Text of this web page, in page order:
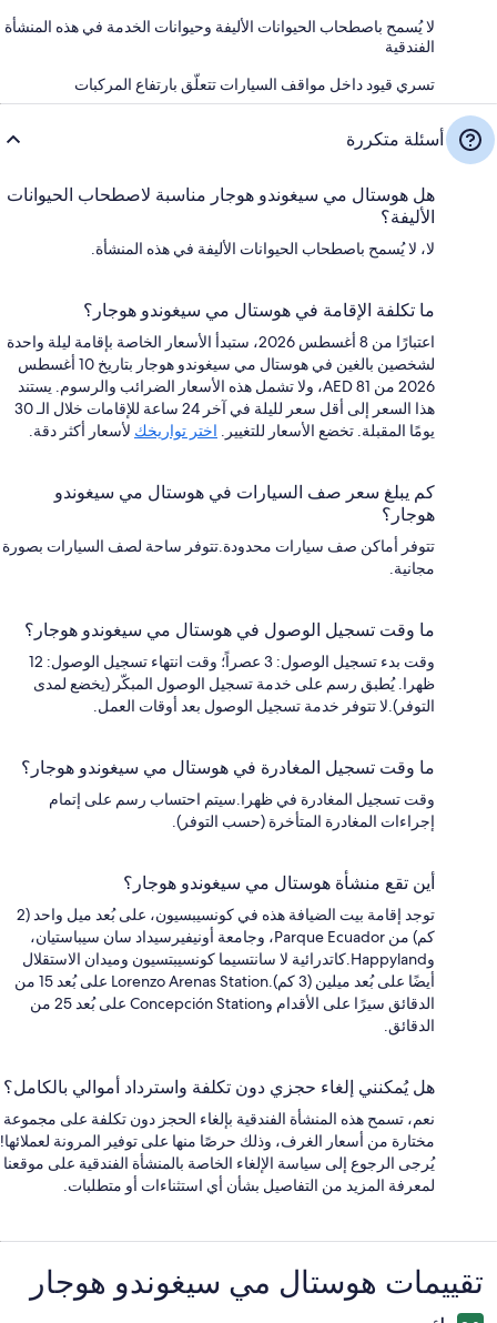
لا يُسمح باصطحاب الحيوانات الأليفة وحيوانات الخدمة في هذه المنشأة
الفندقية
تسري قيود داخل مواقف السيارات تتعلّق بارتفاع المركبات
أسئلة متكررة
هل هوستال مي سيغوندو هوجار مناسبة لاصطحاب الحيوانات
الأليفة؟
لا، لا يُسمح باصطحاب الحيوانات الأليفة في هذه المنشأة.
ما تكلفة الإقامة في هوستال مي سيغوندو هوجار؟
اعتبارًا من 8 أغسطس 2026، ستبدأ الأسعار الخاصة بإقامة ليلة واحدة
لشخصين بالغين في هوستال مي سيغوندو هوجار بتاريخ 10 أغسطس
2026 من AED 81، ولا تشمل هذه الأسعار الضرائب والرسوم. يستند
هذا السعر إلى أقل سعر لليلة في آخر 24 ساعة للإقامات خلال الـ 30
يومًا المقبلة. تخضع الأسعار للتغيير. اختر تواريخك لأسعار أكثر دقة.
كم يبلغ سعر صف السيارات في هوستال مي سيغوندو
هوجار؟
تتوفر أماكن صف سيارات محدودة.تتوفر ساحة لصف السيارات بصورة
مجانية.
ما وقت تسجيل الوصول في هوستال مي سيغوندو هوجار؟
وقت بدء تسجيل الوصول: 3 عصراً؛ وقت انتهاء تسجيل الوصول: 12
ظهرا. يُطبق رسم على خدمة تسجيل الوصول المبكّر (يخضع لمدى
التوفر).لا تتوفر خدمة تسجيل الوصول بعد أوقات العمل.
ما وقت تسجيل المغادرة في هوستال مي سيغوندو هوجار؟
وقت تسجيل المغادرة في ظهرا.سيتم احتساب رسم على إتمام
إجراءات المغادرة المتأخرة (حسب التوفر).
أين تقع منشأة هوستال مي سيغوندو هوجار؟
توجد إقامة بيت الضيافة هذه في كونسيبسيون، على بُعد ميل واحد (2
كم) من Parque Ecuador، وجامعة أونيفيرسيداد سان سيباستيان،
وHappyland.كاتدرائية لا سانتسيما كونسيبتسيون وميدان الاستقلال
أيضًا على بُعد ميلين (3 كم).Lorenzo Arenas Station على بُعد 15 من
الدقائق سيرًا على الأقدام وConcepción Station على بُعد 25 من
الدقائق.
هل يُمكنني إلغاء حجزي دون تكلفة واسترداد أموالي بالكامل؟
نعم، تسمح هذه المنشأة الفندقية بإلغاء الحجز دون تكلفة على مجموعة
مختارة من أسعار الغرف، وذلك حرصًا منها على توفير المرونة لعملائها!
يُرجى الرجوع إلى سياسة الإلغاء الخاصة بالمنشأة الفندقية على موقعنا
لمعرفة المزيد من التفاصيل بشأن أي استثناءات أو متطلبات.
التقييمات
تقييمات ⁦هوستال مي سيغوندو هوجار⁩